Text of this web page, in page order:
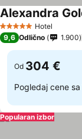
5 ZvezdiceHotel
Pogledaj cene
9,6 Odlično 1.900
Od 304 €
Pogledaj cene sa
Popularan izbor